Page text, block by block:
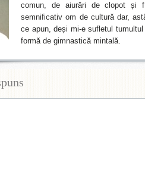
comun, de aiurări de clopot și
semnificativ om de cultură dar,
ce apun, deși mi-e sufletul
formă de gimnastică mintală.